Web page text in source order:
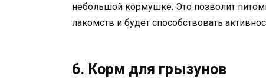
небольшой кормушке. Это позволит
лакомств и будет способствовать
6. Корм для грызунов